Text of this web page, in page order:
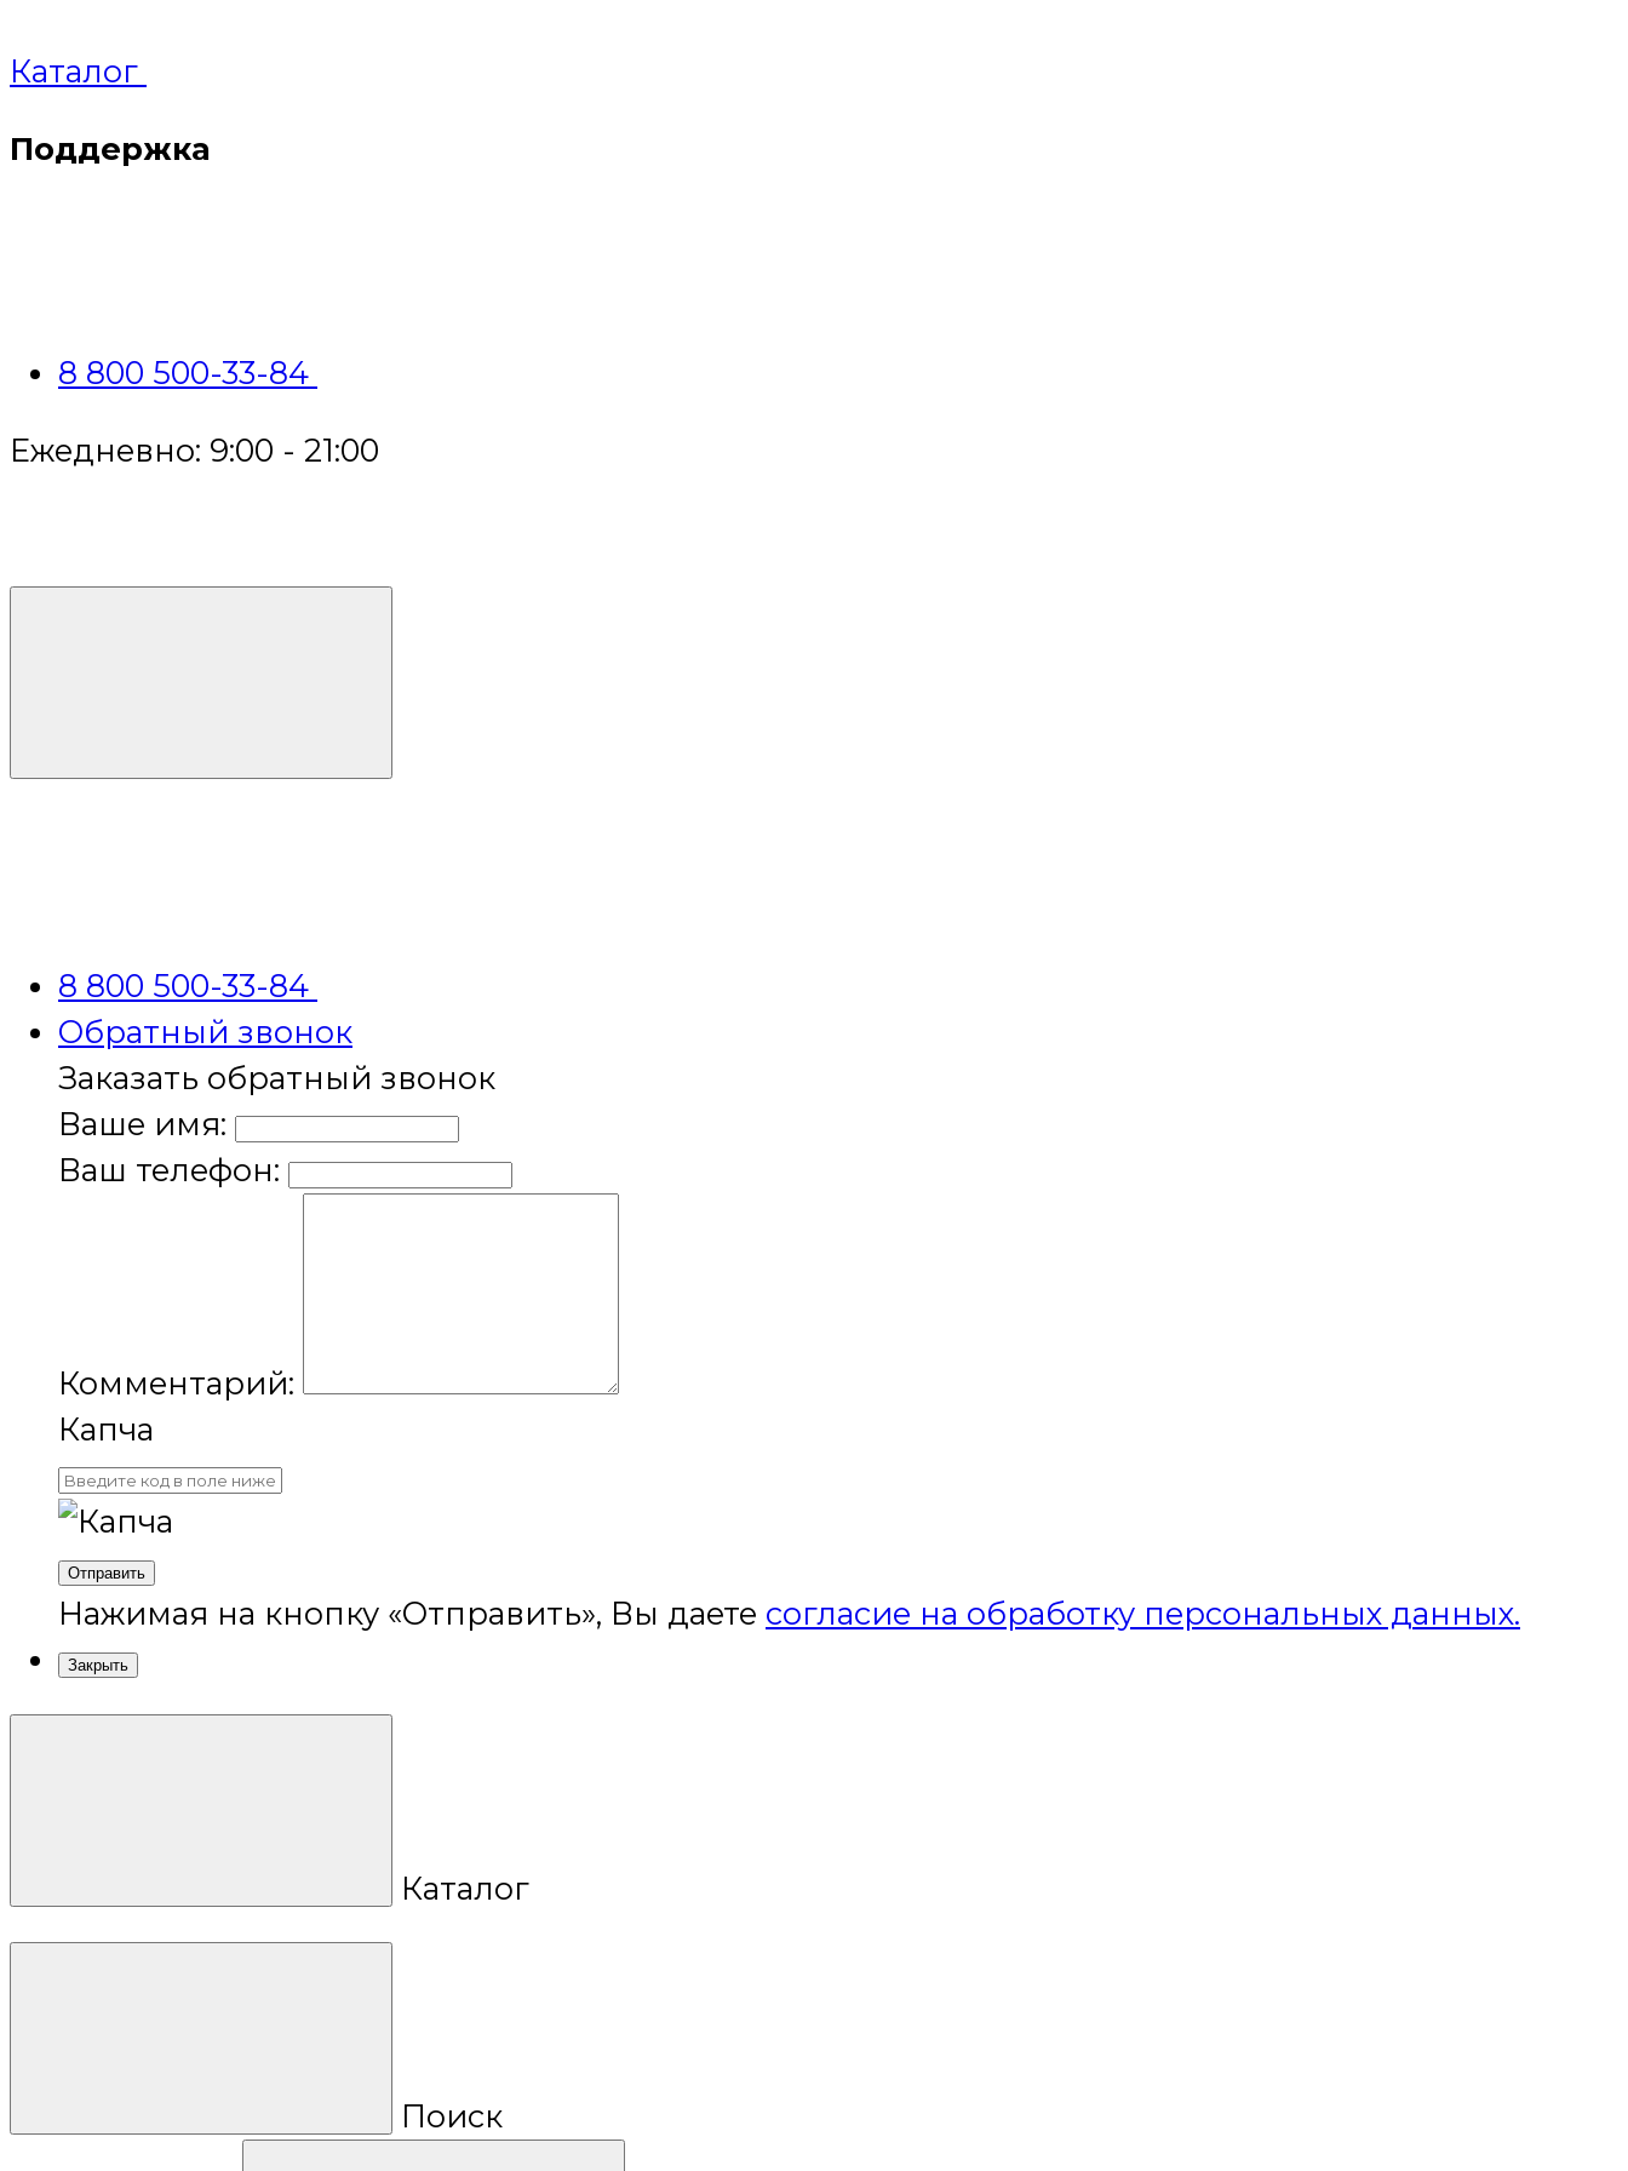
Каталог
Поддержка
8 800 500-33-84
Ежедневно: 9:00 - 21:00
8 800 500-33-84
Обратный звонок
Заказать обратный звонок
Ваше имя:
Ваш телефон:
Комментарий:
Капча
Отправить
Нажимая на кнопку «Отправить», Вы даете согласие на обработку персональных данных.
Закрыть
Каталог
Поиск